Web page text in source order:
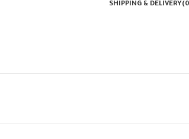
SHIPPING & DELIVERY